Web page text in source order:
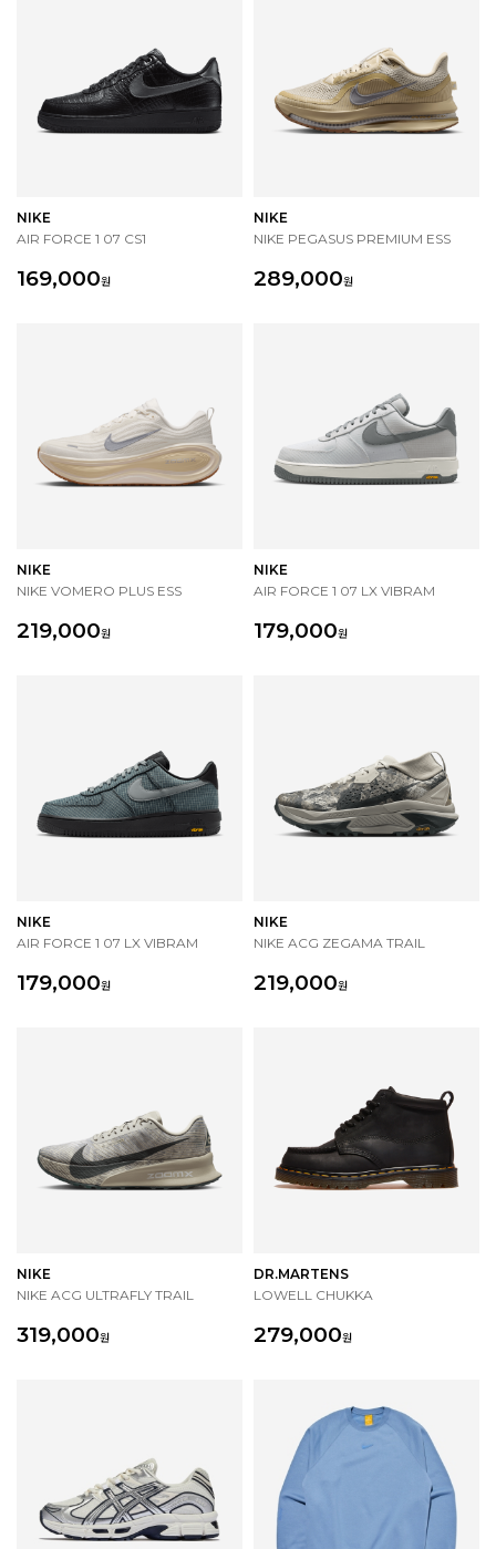
NIKE
AIR FORCE 1 07 CS1
169,000원
NIKE
NIKE PEGASUS PREMIUM ESS
289,000원
NIKE
NIKE VOMERO PLUS ESS
219,000원
NIKE
AIR FORCE 1 07 LX VIBRAM
179,000원
NIKE
AIR FORCE 1 07 LX VIBRAM
179,000원
NIKE
NIKE ACG ZEGAMA TRAIL
219,000원
NIKE
NIKE ACG ULTRAFLY TRAIL
319,000원
DR.MARTENS
LOWELL CHUKKA
279,000원